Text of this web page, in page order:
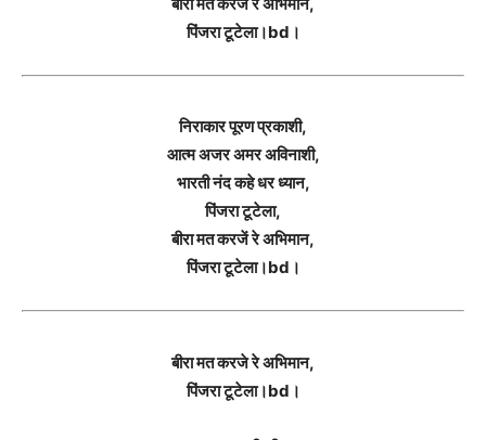
पिंजरा टूटेला।bd।
निराकार पूरण प्रकाशी,
आत्म अजर अमर अविनाशी,
भारती नंद कहे धर ध्यान,
पिंजरा टूटेला,
बीरा मत करजें रे अभिमान,
पिंजरा टूटेला।bd।
बीरा मत करजे रे अभिमान,
पिंजरा टूटेला।bd।